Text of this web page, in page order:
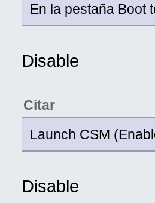
En la pestaña Boot
Disable
Citar
Launch CSM
Disable